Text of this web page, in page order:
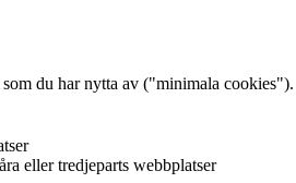
du har nytta av ("minimala cookies").
eller tredjeparts webbplatser